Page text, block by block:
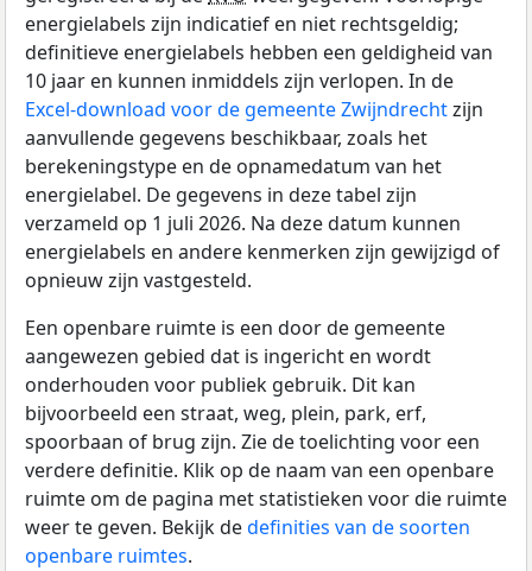
energielabels zijn indicatief en niet rechtsgeldig;
definitieve energielabels hebben een geldigheid van
10 jaar en kunnen inmiddels zijn verlopen. In de
Excel-download voor de gemeente Zwijndrechtzijn
aanvullende gegevens beschikbaar, zoals het
berekeningstype en de opnamedatum van het
energielabel. De gegevens in deze tabel zijn
verzameld op 1 juli 2026. Na deze datum kunnen
energielabels en andere kenmerken zijn gewijzigd of
opnieuw zijn vastgesteld.
Een openbare ruimte is een door de gemeente
aangewezen gebied dat is ingericht en wordt
onderhouden voor publiek gebruik. Dit kan
bijvoorbeeld een straat, weg, plein, park, erf,
spoorbaan of brug zijn. Zie de toelichting voor een
verdere definitie. Klik op de naam van een openbare
ruimte om de pagina met statistieken voor die ruimte
weer te geven. Bekijk dedefinities van de soorten
openbare ruimtes.